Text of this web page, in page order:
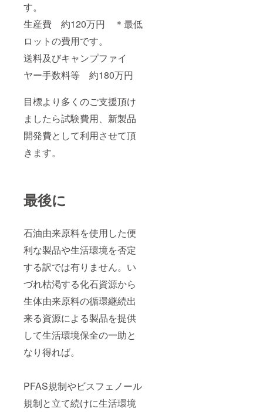
す。
生産費 約120万円 ＊最低
ロットの費用です。
送料及びキャンプファイ
ヤー手数料等 約180万円
目標より多くのご支援頂け
ましたら試験費用、新製品
開発費として利用させて頂
きます。
最後に
石油由来原料を使用した便
利な製品や生活環境を否定
する訳では有りません。い
づれ枯渇する化石資源から
生体由来原料の循環継続出
来る資源による製品を提供
して生活環境保全の一助と
なり得れば。
PFAS規制やビスフェノール
規制と立て続けに生活環境